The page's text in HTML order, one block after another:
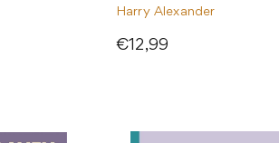
Harry Alexander
€12,99